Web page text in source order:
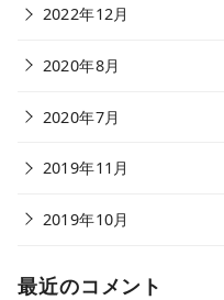
2022年12月
2020年8月
2020年7月
2019年11月
2019年10月
最近のコメント